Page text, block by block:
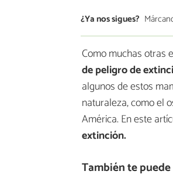
¿Ya nos sigues?
Como muchas otras
de peligro de
algunos de estos
naturaleza, como el
América. En este
extinción.
También te